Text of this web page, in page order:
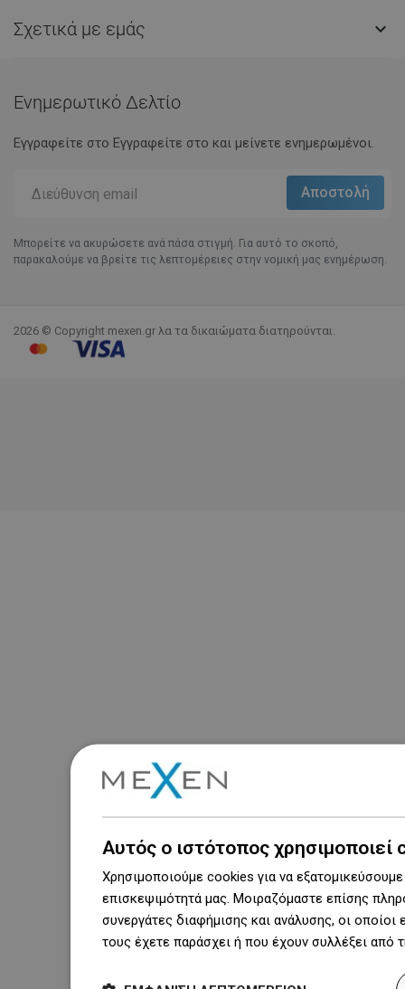
Σχετικά με εμάς 
Ενημερωτικό Δελτίο
Εγγραφείτε στο Eγγραφείτε στο και μείνετε ενημερωμένοι.
Μπορείτε να ακυρώσετε ανά πάσα στιγμή. Για αυτό το σκοπό,
παρακαλούμε να βρείτε τις λεπτομέρειες στην νομική μας ενημέρωση.
2026 © Copyright mexen.gr λα τα δικαιώματα διατηρούνται.
Αυτός ο ιστότοπος χρησιμοποιεί
Χρησιμοποιούμε cookies για να
επισκεψιμότητά μας. Μοιραζόμαστε επίσης
συνεργάτες διαφήμισης και ανάλυσης, οι
τους έχετε παράσχει ή που έχουν συλλέξει